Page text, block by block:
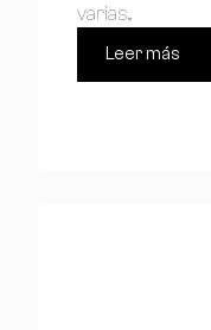
varias...
Leer más